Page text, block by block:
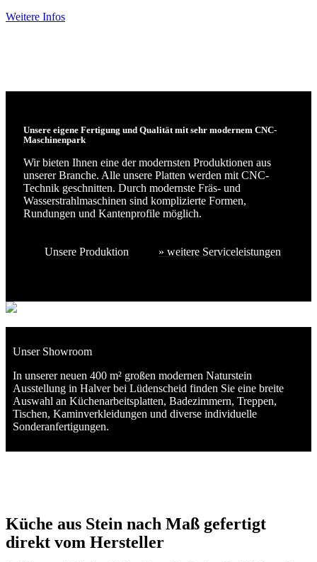
Weitere Infos
Unsere eigene Fertigung und Qualität mit sehr modernem CNC-
Maschinenpark
Wir bieten Ihnen eine der modernsten Produktionen aus
unserer Branche. Alle unsere Platten werden mit CNC-
Technik geschnitten. Durch modernste Fräs- und
Wasserstrahlmaschinen sind komplizierte Formen,
Rundungen und Kantenprofile möglich.
Unsere Produktion » weitere Serviceleistungen
Unser Showroom
In unserer neuen 400 m² großen modernen Naturstein
Ausstellung in Halver bei Lüdenscheid finden Sie eine breite
Auswahl an Küchenarbeitsplatten, Badezimmern, Treppen,
Tischen, Kaminverkleidungen und diverse individuelle
Sonderanfertigungen.
Küche aus Stein nach Maß gefertigt
direkt vom Hersteller